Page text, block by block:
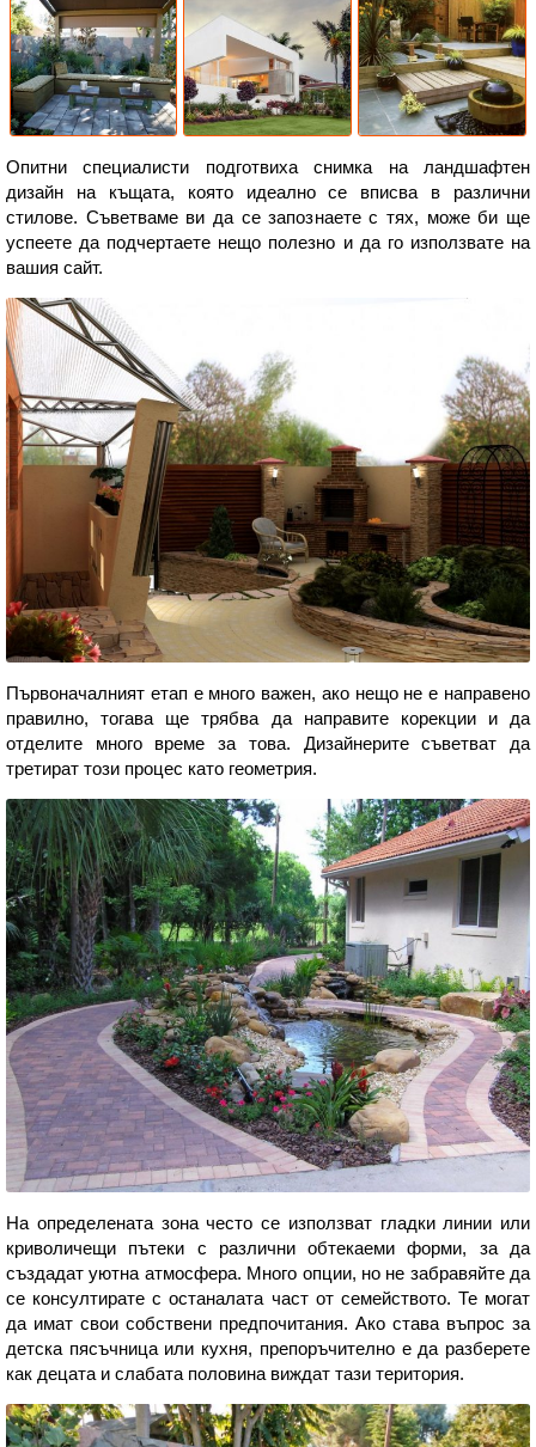
Опитни специалисти подготвиха снимка на ландшафтен
дизайн на къщата, която идеално се вписва в различни
стилове. Съветваме ви да се запознаете с тях, може би ще
успеете да подчертаете нещо полезно и да го използвате на
вашия сайт.
Първоначалният етап е много важен, ако нещо не е направено
правилно, тогава ще трябва да направите корекции и да
отделите много време за това. Дизайнерите съветват да
третират този процес като геометрия.
На определената зона често се използват гладки линии или
криволичещи пътеки с различни обтекаеми форми, за да
създадат уютна атмосфера. Много опции, но не забравяйте да
се консултирате с останалата част от семейството. Те могат
да имат свои собствени предпочитания. Ако става въпрос за
детска пясъчница или кухня, препоръчително е да разберете
как децата и слабата половина виждат тази територия.